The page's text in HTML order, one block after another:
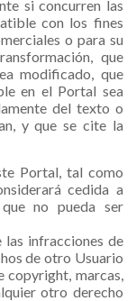
si concurren las
con los fines
o para su
que
modificado, que
en el Portal sea
del texto o
y que se cite la
Portal, tal como
cedida a
no pueda ser
las infracciones de
de otro Usuario
copyright, marcas,
otro derecho